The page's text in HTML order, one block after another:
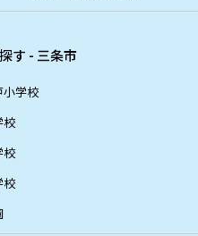
す - 三条市
小学校
校
校
校